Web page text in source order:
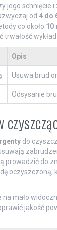
jego schnięcie
od 4 do
co około 10
trwałość
Opis
Usuwa brud
Odsysanie
do
prowadzić do
oczyszczoną,
mało
jakość